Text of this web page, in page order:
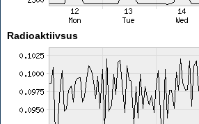
Radioaktiivsus